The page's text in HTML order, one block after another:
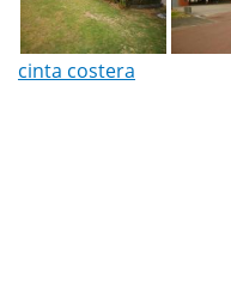
cinta costera